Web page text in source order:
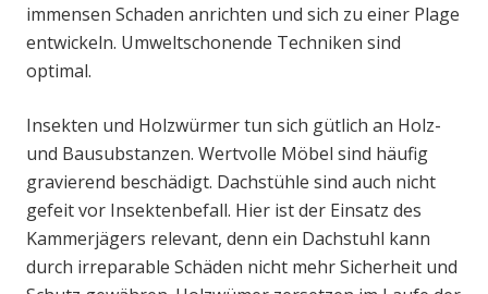
immensen Schaden anrichten und sich zu einer Plage
entwickeln. Umweltschonende Techniken sind
optimal.
Insekten und Holzwürmer tun sich gütlich an Holz-
und Bausubstanzen. Wertvolle Möbel sind häufig
gravierend beschädigt. Dachstühle sind auch nicht
gefeit vor Insektenbefall. Hier ist der Einsatz des
Kammerjägers relevant, denn ein Dachstuhl kann
durch irreparable Schäden nicht mehr Sicherheit und